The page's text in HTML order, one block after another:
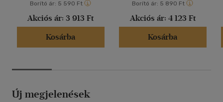
Borító ár: 5 590 Ft
Akciós ár: 3 913 Ft
Kosárba
Borító ár: 5 890 Ft
Akciós ár: 4 123 Ft
Kosárba
Új megjelenések